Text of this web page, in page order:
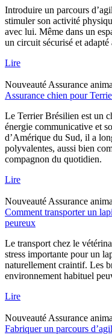
Introduire un parcours
stimuler son activité
avec lui. Même dans un
un circuit sécurisé et
Lire
NouveautéAssurance
Assurance chien pour
Le Terrier Brésilien est un
énergie communicative et
d’Amérique du Sud, il a
polyvalentes, aussi bien
compagnon du quotidien.
Lire
NouveautéAssurance
Comment transporter un
peureux
Le transport chez le
stress importante pour un
naturellement craintif. Les
environnement habituel
Lire
NouveautéAssurance
Fabriquer un parcours